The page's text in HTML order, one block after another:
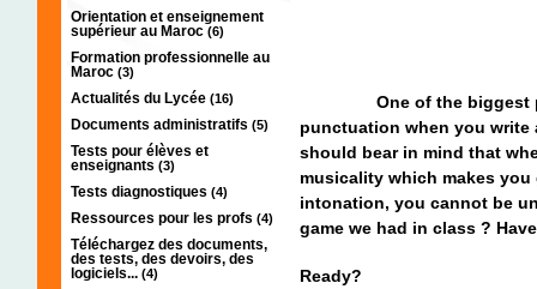
Orientation et enseignement
supérieur au Maroc (6)
Formation professionnelle au
Maroc (3)
Actualités du Lycée (16)
Documents administratifs (5)
Tests pour élèves et
enseignants (3)
Tests diagnostiques (4)
Ressources pour les profs (4)
Téléchargez des documents,
des tests, des devoirs, des
logiciels... (4)
One of the biggest
punctuation when you
should bear in mind that
musicality which makes
intonation, you cannot be
game we had in class ?
Ready?